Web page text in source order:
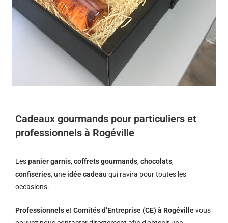
Cadeaux gourmands pour particuliers et
professionnels à Rogéville
Lespanier garnis,coffrets gourmands,chocolats,
confiseries, une idée cadeau qui ravira pour toutes les
occasions.
Professionnelset Comités d’Entreprise (CE) à Rogévillevous